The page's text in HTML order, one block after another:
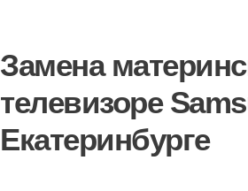
Замена
телевизоре
Екатеринбурге